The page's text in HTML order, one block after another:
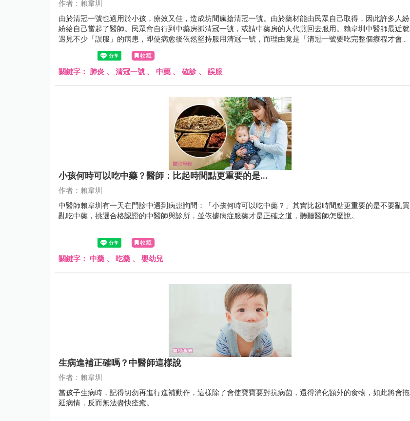
作者：賴韋圳
由於清冠一號也適用於小孩，療效又佳，造成坊間瘋搶清冠一號。由於藥材能由民眾自己取得，因此許多人紛
紛給自己當起了醫師。民眾會自行到中藥房抓清冠一號，或請中藥房的人代煎回去服用。賴韋圳中醫師最近就
遇見不少「誤服」的病患，即使病愈後依然堅持服用清冠一號，而理由竟是「清冠一號要吃完整個療程才會
收藏
關鍵字： 肺炎 、 清冠一號 、 中藥 、 確診 、 誤服
小孩何時可以吃中藥？醫師：比起時間點更重要的是...
作者：賴韋圳
中醫師賴韋圳有一天在門診中遇到病患詢問：「小孩何時可以吃中藥？」其實比起時間點更重要的是不要亂買
亂吃中藥，挑選合格認證的中醫師與診所，並依據病症服藥才是正確之道，聽聽醫師怎麼說。
收藏
關鍵字： 中藥 、 吃藥 、 嬰幼兒
生病進補正確嗎？中醫師這樣說
作者：賴韋圳
當孩子生病時，記得切勿再進行進補動作，這樣除了會使寶寶要對抗病菌，還得消化額外的食物，如此將會拖
延病情，反而無法盡快痊癒。